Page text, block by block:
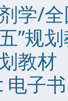
学/
”规
教材
子